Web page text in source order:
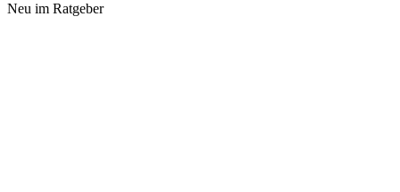
Neu im Ratgeber